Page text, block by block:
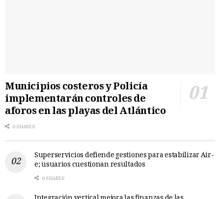
Municipios costeros y Policía
implementarán controles de
aforos en las playas del Atlántico
0 SHARES
Superservicios defiende gestiones para estabilizar Air-
e; usuarios cuestionan resultados
0 SHARES